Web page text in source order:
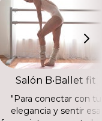
Salón B•Ballet fit
"Para conectar con tu
elegancia y sentir esa